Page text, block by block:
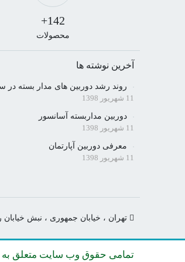
142+
محصولات
آخرین نوشته ها
روند رشد دوربین های مدار بسته در سال
11 شهریور 1398
دوربین مداربسته آسانسور
11 شهریور 1398
معرفی دوربین آپارتمان
11 شهریور 1398
تهران ، خیابان جمهوری ، نبش خیابان
تمامی حقوق وب سایت متعلق به